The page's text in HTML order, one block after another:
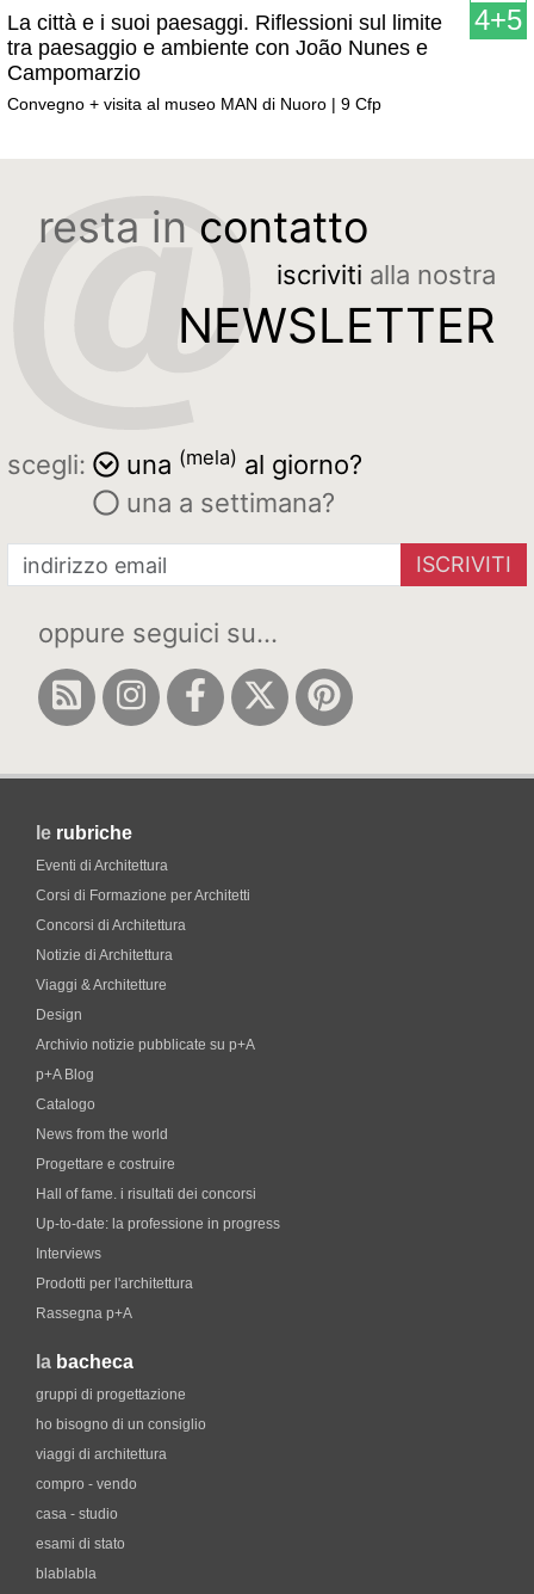
4+5
La città e i suoi paesaggi. Riflessioni sul limite
tra paesaggio e ambiente con João Nunes e
Campomarzio
Convegno + visita al museo MAN di Nuoro | 9 Cfp
resta in contatto
iscriviti alla nostra
NEWSLETTER
scegli: una (mela) al giorno?
una a settimana?
ISCRIVITI
oppure seguici su...
le rubriche
Eventi di Architettura
Corsi di Formazione per Architetti
Concorsi di Architettura
Notizie di Architettura
Viaggi & Architetture
Design
Archivio notizie pubblicate su p+A
p+A Blog
Catalogo
News from the world
Progettare e costruire
Hall of fame. i risultati dei concorsi
Up-to-date: la professione in progress
Interviews
Prodotti per l'architettura
Rassegna p+A
la bacheca
gruppi di progettazione
ho bisogno di un consiglio
viaggi di architettura
compro - vendo
casa - studio
esami di stato
blablabla